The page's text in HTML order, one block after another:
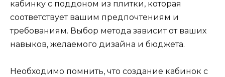
кабинку с поддоном из плитки, которая
соответствует вашим предпочтениям и
требованиям. Выбор метода зависит от ваших
навыков, желаемого дизайна и бюджета.
Необходимо помнить, что создание кабинок с